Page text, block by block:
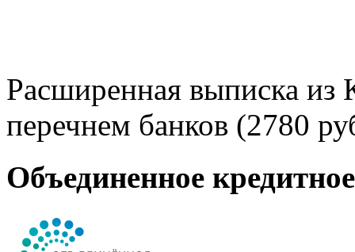
Расширенная выписка из
перечнем банков (2780
Объединенное